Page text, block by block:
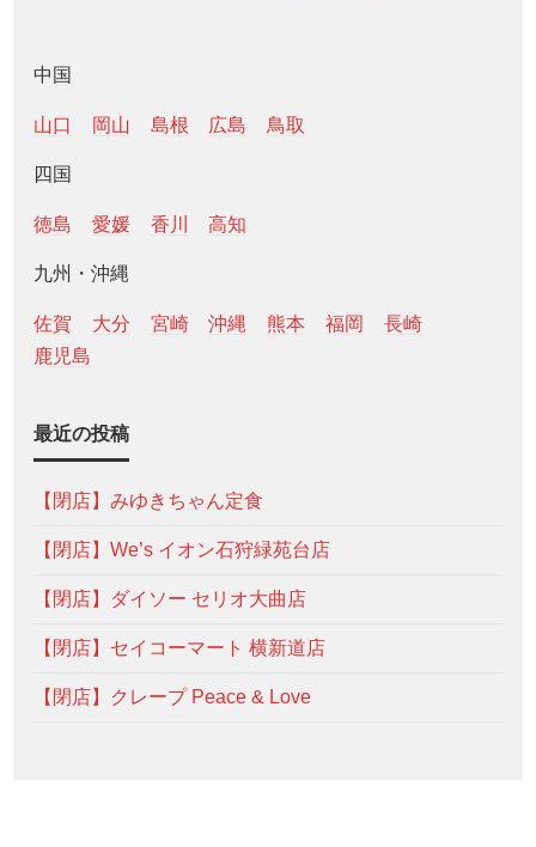
中国
山口 岡山 島根 広島 鳥取
四国
徳島 愛媛 香川 高知
九州・沖縄
佐賀 大分 宮崎 沖縄 熊本 福岡
長崎
鹿児島
最近の投稿
【閉店】みゆきちゃん定食
【閉店】We’s イオン石狩緑苑台店
【閉店】ダイソー セリオ大曲店
【閉店】セイコーマート 横新道店
【閉店】クレープ Peace & Love